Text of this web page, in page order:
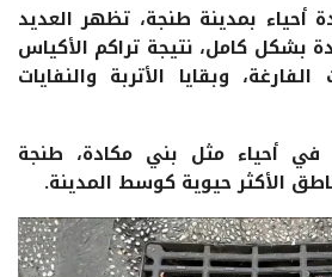
أحياء بمدينة طنجة، تظهر العديد
بشكل كامل، نتيجة تراكم الأكياس
الفارغة، وبقايا الأتربة والنفايات
في أحياء مثل بني مكادة، طنجة
الأكثر حيوية كوسط المدينة.